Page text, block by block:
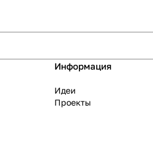
Информация
Идеи
Проекты